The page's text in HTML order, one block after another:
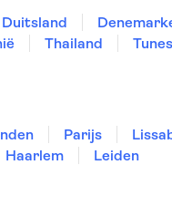
Duitsland
Thailand
Parijs
Haarlem
Leiden